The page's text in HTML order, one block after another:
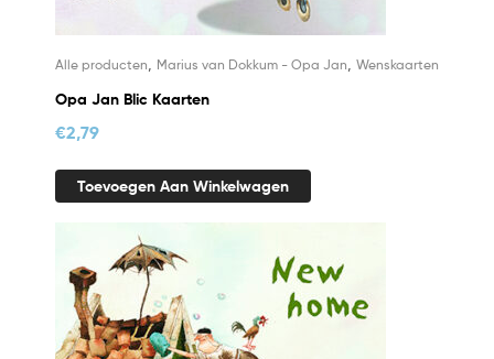
Alle producten Marius van Dokkum - Opa Jan Wenskaarten
Opa Jan Blic Kaarten
€2,79
Toevoegen Aan Winkelwagen